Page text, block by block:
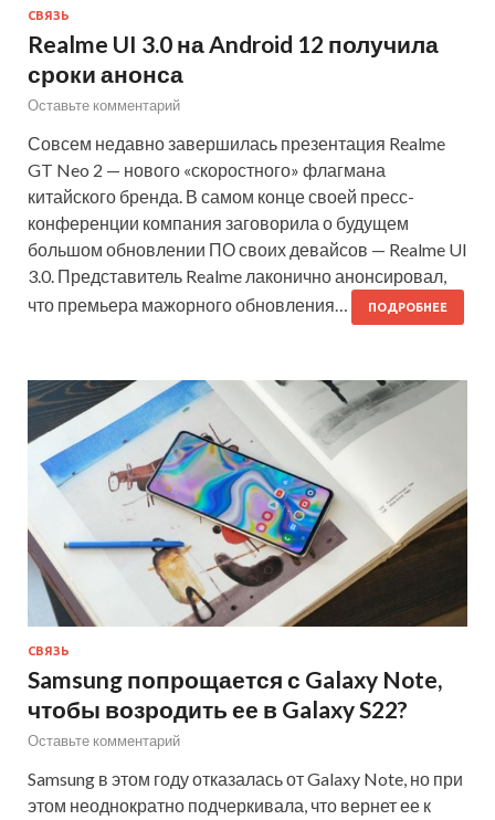
СВЯЗЬ
Realme UI 3.0 на Android 12 получила
сроки анонса
Оставьте комментарий
Совсем недавно завершилась презентация Realme
GT Neo 2 — нового «скоростного» флагмана
китайского бренда. В самом конце своей пресс-
конференции компания заговорила о будущем
большом обновлении ПО своих девайсов — Realme UI
3.0. Представитель Realme лаконично анонсировал,
что премьера мажорного обновления…
ПОДРОБНЕЕ
СВЯЗЬ
Samsung попрощается с Galaxy Note,
чтобы возродить ее в Galaxy S22?
Оставьте комментарий
Samsung в этом году отказалась от Galaxy Note, но при
этом неоднократно подчеркивала, что вернет ее к